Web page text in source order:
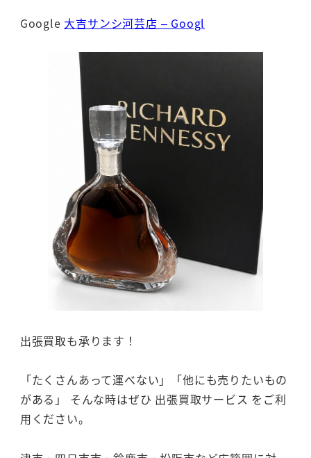
Google 大吉サンシ河芸店 – Googl
出張買取も承ります！
「たくさんあって運べない」「他にも売りたいもの
がある」 そんな時はぜひ 出張買取サービス をご利
用ください。